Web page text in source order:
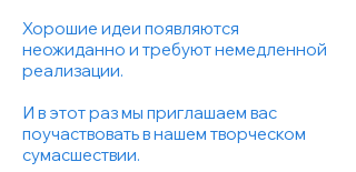
Хорошие идеи появляются
неожиданно и требуют немедленной
реализации.
И в этот раз мы приглашаем вас
поучаствовать в нашем творческом
сумасшествии.